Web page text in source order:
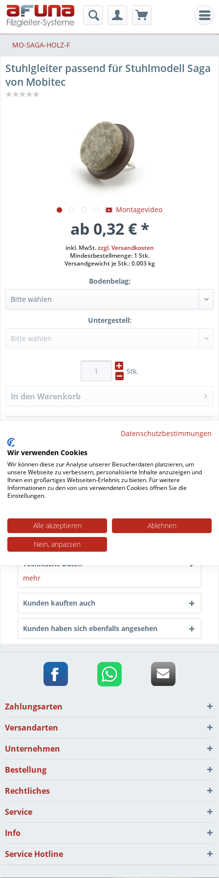
MO-SAGA-HOLZ-F
Stuhlgleiter passend für Stuhlmodell Saga
von Mobitec
Montagevideo
ab 0,32 € *
inkl. MwSt.zzgl. Versandkosten
Mindestbestellmenge: 1 Stk.
Versandgewicht je Stk.: 0.003 kg
Bodenbelag:
Untergestell:
Stk.
In den Warenkorb
Datenblatt drucken
Beschreibung
Für jedes Gestell die passende Lösung Stuhlmodell
Trusted Shops Bewertungen
Technische Daten
mehr
Kunden kauften auch
Kunden haben sich ebenfalls angesehen
Zahlungsarten
Versandarten
Unternehmen
Bestellung
Rechtliches
Service
Info
Service Hotline
Datenschutzbestimmungen
Wir verwenden Cookies
Wir können diese zur Analyse unserer Besucherdaten platzieren, um
unsere Webseite zu verbessern, personalisierte Inhalte anzuzeigen und
Ihnen ein großartiges Webseiten-Erlebnis zu bieten. Für weitere
Informationen zu den von uns verwendeten Cookies öffnen Sie die
Einstellungen.
Alle akzeptieren
Ablehnen
Nein, anpassen